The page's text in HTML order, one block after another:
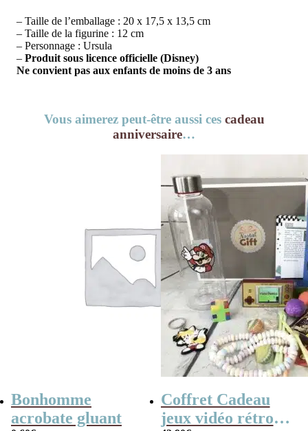
– Taille de l’emballage : 20 x 17,5 x 13,5 cm
– Taille de la figurine : 12 cm
– Personnage : Ursula
– Produit sous licence officielle (Disney)
Ne convient pas aux enfants de moins de 3 ans
Vous aimerez peut-être aussi ces cadeau
anniversaire…
Bonhomme
acrobate gluant
Coffret Cadeau
jeux vidéo rétro